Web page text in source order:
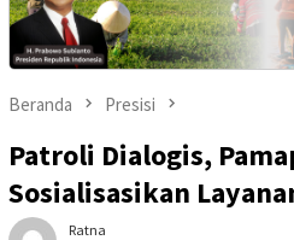
Beranda Presisi
Patroli Dialogis,
Sosialisasikan
Ratna